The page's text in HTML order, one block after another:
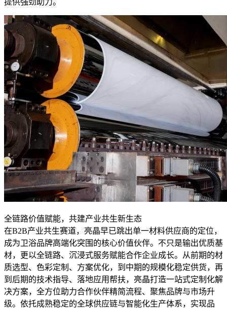
提供强劲助力。
全链路价值赋能，共建产业共生新生态
在B2B产业共生赛道，亮晶早已跳出单一材料供应商的定位，
成为卫浴品牌高端化突围的核心价值伙伴。不只是输出优质基
材，更以全链路、沉浸式服务赋能合作企业成长。从前期的材
质选型、色彩定制、方案优化，到中期的规模化稳定供货，再
到后期的技术指导、落地应用帮扶，亮晶打造一站式定制化解
决方案，全方位助力合作伙伴精简流程、聚焦品牌与市场升
级。依托成熟稳定的全球供应链与智能化生产体系，实现品